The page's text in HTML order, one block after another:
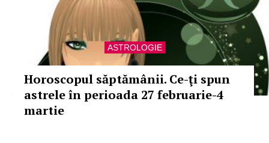
ASTROLOGIE
Horoscopul săptămânii. Ce-ţi spun
astrele în perioada 27 februarie-4
martie